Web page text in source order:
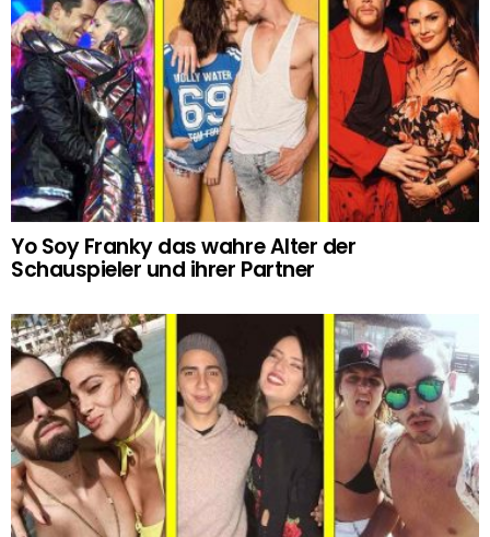
Yo Soy Franky das wahre Alter der
Schauspieler und ihrer Partner